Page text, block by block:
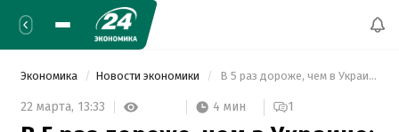
Экономика Новости экономики В 5 раз дороже, чем в Украине: война в Иране серьезно ударила по ценам на газ в Европе
22 марта, 13:33 4 мин 1